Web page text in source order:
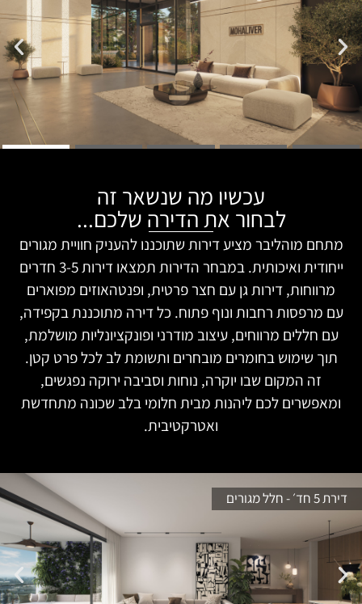
עכשיו מה שנשאר זה
לבחור את הדירה שלכם...
מתחם מוהליבר מציע דירות שתוכננו להעניק חוויית מגורים
ייחודית ואיכותית. במבחר הדירות תמצאו דירות 3-5 חדרים
מרווחות, דירות גן עם חצר פרטית, ופנטהאוזים מפוארים
עם מרפסות רחבות ונוף פתוח. כל דירה מתוכננת בקפידה,
עם חללים מרווחים, עיצוב מודרני ופונקציונליות מושלמת,
תוך שימוש בחומרים מובחרים ותשומת לב לכל פרט קטן.
זה המקום שבו יוקרה, נוחות וסביבה ירוקה נפגשים,
ומאפשרים לכם ליהנות מבית חלומי בלב שכונה מתחדשת
ואטרקטיבית.
דירת 5 חד׳ - חלל מגורים